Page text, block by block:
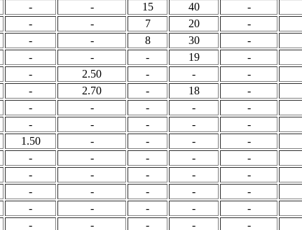
- - 15 40 -
- - 7 20 -
- - 8 30 -
- - - 19 -
- 2.50 - - -
- 2.70 - 18 -
- - - - -
- - - - -
1.50 - - - -
- - - - -
- - - - -
- - - - -
- - - - -
- - - - -